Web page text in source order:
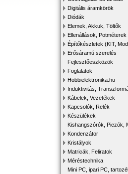
Digitális áramkörök
Diódák
Elemek, Akkuk, Töltők
Ellenállások, Potméterek
Építőkészletek (KIT,
Erősáramú szerelés
Fejlesztőeszközök
Foglalatok
Hobbielektronika.hu
Induktivitás,
Kábelek, Vezetékek
Kapcsolók, Relék
Készülékek
Kishangszórók, Piezók,
Kondenzátor
Kristályok
Matricák, Feliratok
Méréstechnika
Mini PC, ipari PC,